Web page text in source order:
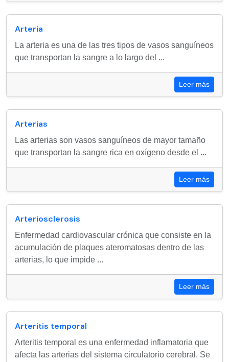
Arteria
La arteria es una de las tres tipos de vasos sanguíneos
que transportan la sangre a lo largo del ...
Leer más
Arterias
Las arterias son vasos sanguíneos de mayor tamaño
que transportan la sangre rica en oxígeno desde el ...
Leer más
Arteriosclerosis
Enfermedad cardiovascular crónica que consiste en la
acumulación de plaques ateromatosas dentro de las
arterias, lo que impide ...
Leer más
Arteritis temporal
Arteritis temporal es una enfermedad inflamatoria que
afecta las arterias del sistema circulatorio cerebral. Se